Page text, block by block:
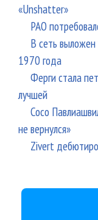
«Unshatter»
РАО
В сеть
1970 года
Ферги стала
лучшей
Сосо
не вернулся»
Zivert